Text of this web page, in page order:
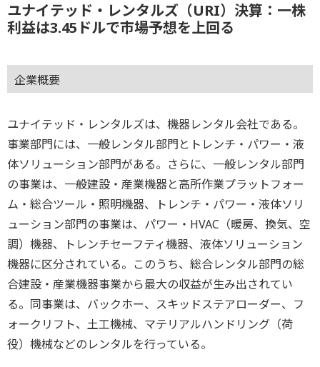
ユナイテッド・レンタルズ（URI）決算：一株
利益は3.45ドルで市場予想を上回る
企業概要
ユナイテッド・レンタルズは、機器レンタル会社である。
事業部門には、一般レンタル部門とトレンチ・パワー・液
体ソリューション部門がある。さらに、一般レンタル部門
の事業は、一般建設・産業機器と高所作業プラットフォー
ム・総合ツール・照明機器、トレンチ・パワー・液体ソリ
ューション部門の事業は、パワー・HVAC（暖房、換気、空
調）機器、トレンチセーフティ機器、液体ソリューション
機器に区分されている。このうち、総合レンタル部門の総
合建設・産業機器事業から最大の収益が生み出されてい
る。同事業は、バックホー、スキッドステアローダー、フ
ォークリフト、土工機械、マテリアルハンドリング（荷
役）機械などのレンタルを行っている。